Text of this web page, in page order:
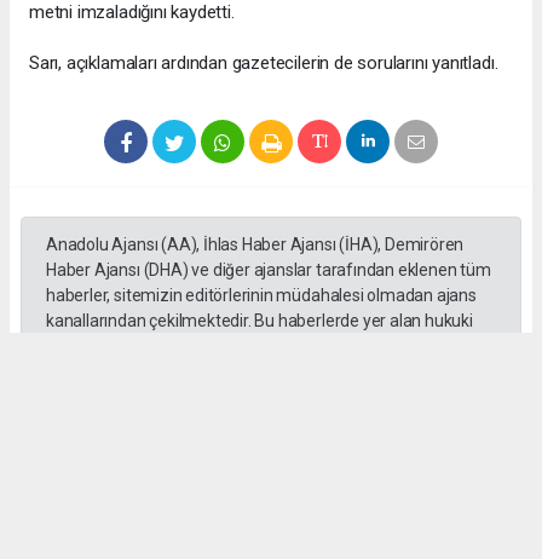
metni imzaladığını kaydetti.
Sarı, açıklamaları ardından gazetecilerin de sorularını yanıtladı.
Anadolu Ajansı (AA), İhlas Haber Ajansı (İHA), Demirören
Haber Ajansı (DHA) ve diğer ajanslar tarafından eklenen tüm
haberler, sitemizin editörlerinin müdahalesi olmadan ajans
kanallarından çekilmektedir. Bu haberlerde yer alan hukuki